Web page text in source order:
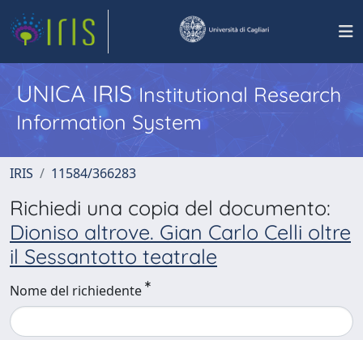
UNICA IRISInstitutional Research
Information System
IRIS 11584/366283
Richiedi una copia del documento:
Dioniso altrove. Gian Carlo Celli oltre
il Sessantotto teatrale
Nome del richiedente